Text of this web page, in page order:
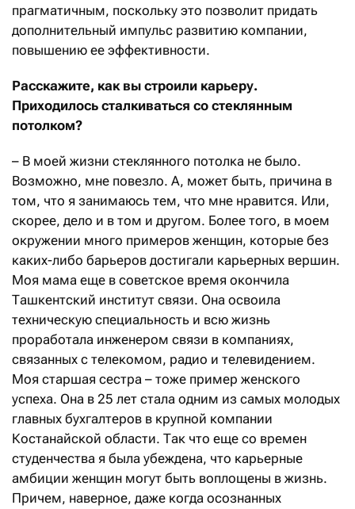
прагматичным, поскольку это позволит придать
дополнительный импульс развитию компании,
повышению ее эффективности.
Расскажите, как вы строили карьеру.
Приходилось сталкиваться со стеклянным
потолком?
– В моей жизни стеклянного потолка не было.
Возможно, мне повезло. А, может быть, причина в
том, что я занимаюсь тем, что мне нравится. Или,
скорее, дело и в том и другом. Более того, в моем
окружении много примеров женщин, которые без
каких-либо барьеров достигали карьерных вершин.
Моя мама еще в советское время окончила
Ташкентский институт связи. Она освоила
техническую специальность и всю жизнь
проработала инженером связи в компаниях,
связанных с телекомом, радио и телевидением.
Моя старшая сестра – тоже пример женского
успеха. Она в 25 лет стала одним из самых молодых
главных бухгалтеров в крупной компании
Костанайской области. Так что еще со времен
студенчества я была убеждена, что карьерные
амбиции женщин могут быть воплощены в жизнь.
Причем, наверное, даже когда осознанных